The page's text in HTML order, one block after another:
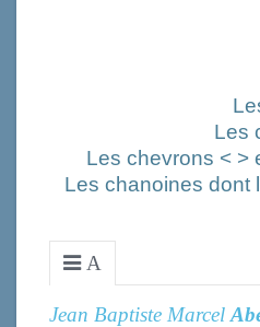
Les
Les chevrons < >
Les chanoines dont
A
Jean Baptiste Marcel